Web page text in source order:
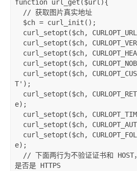
function url_get ($url ){
// 获取图片真实地址
$ch = curl_init ();
curl_setopt ($ch, CURLOPT_URL
curl_setopt ($ch,
curl_setopt ($ch,
curl_setopt ($ch,
curl_setopt ($ch,
T' );
curl_setopt ($ch,
e);
curl_setopt ($ch,
curl_setopt ($ch,
curl_setopt ($ch,
e);
// 下面两行为不验证证书和 HOST
是否是 HTTPS